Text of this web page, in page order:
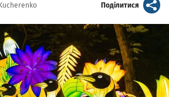
Поділитися artykuł